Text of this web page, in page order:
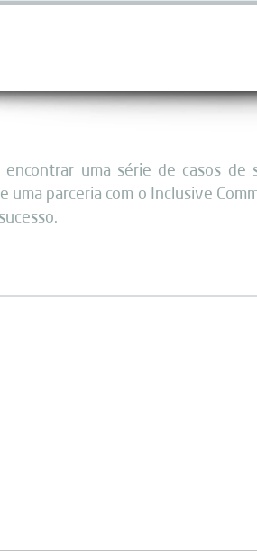
encontrar uma série de casos de
uma parceria com o Inclusive